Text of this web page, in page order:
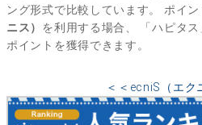
ング形式で比較しています。 ポイ
ニス） を利用する場合、 「ハピタス
ポイントを獲得できます。
＜＜ecniS（エク